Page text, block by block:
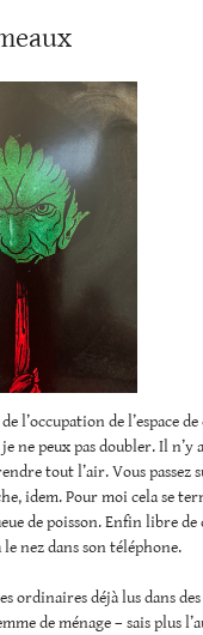
l’occupation de l’espace
peux pas doubler. Il n’y
tout l’air. Vous passez
idem. Pour moi cela se
de poisson. Enfin libre
nez dans son téléphone.
ordinaires déjà lus dans
de ménage – sais plus